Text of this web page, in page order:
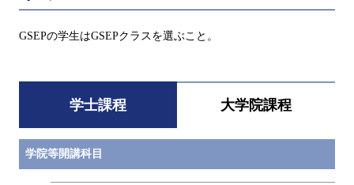
GSEPの学生はGSEPクラスを選ぶこと。
学士課程 大学院課程
学院等開講科目